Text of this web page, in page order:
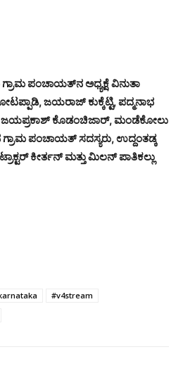
ಪಂಚಾಯತ್‌ನ ಅಧ್ಯಕ್ಷೆ ವಿನುತಾ
ಜಯರಾಜ್ ಕುಕ್ಕೆಟ್ಟಿ, ಪದ್ಮನಾಭ
ಜಯಪ್ರಕಾಶ್ ಕೊಡಂಚಿಜಾರ್, ಮಂಡೆಕೋಲು
ಗ್ರಾಮ ಪಂಚಾಯತ್ ಸದಸ್ಯರು, ಉದ್ದಂತಡ್ಕ
ಕೀರ್ತನ್ ಮತ್ತು ಮಿಲನ್ ಪಾತಿಕಲ್ಲು
#v4stream